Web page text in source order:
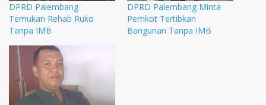
DPRD Palembang
Temukan Rehab Ruko
Tanpa IMB
DPRD Palembang Minta
Pemkot Tertibkan
Bangunan Tanpa IMB